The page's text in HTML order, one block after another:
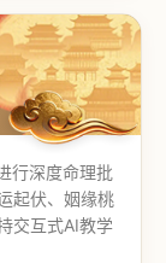
行深度命理批
起伏、姻缘桃
交互式AI教学